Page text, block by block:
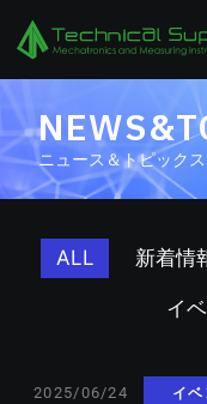
ニュース＆トピックス
ALL 新着情
イ
2025/06/24 イベ